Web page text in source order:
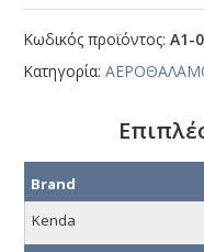
Κωδικός προϊόντος:Α1-
Κατηγορία:
Brand
Kenda